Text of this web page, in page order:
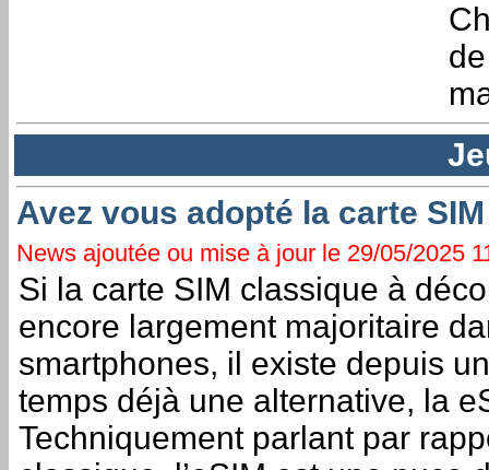
Avez vous adopté la carte
News ajoutée ou mise à jour le 29/05/2025
Si la carte SIM classique à
encore largement majoritaire
smartphones, il existe depuis
temps déjà une alternative, la
Techniquement parlant par